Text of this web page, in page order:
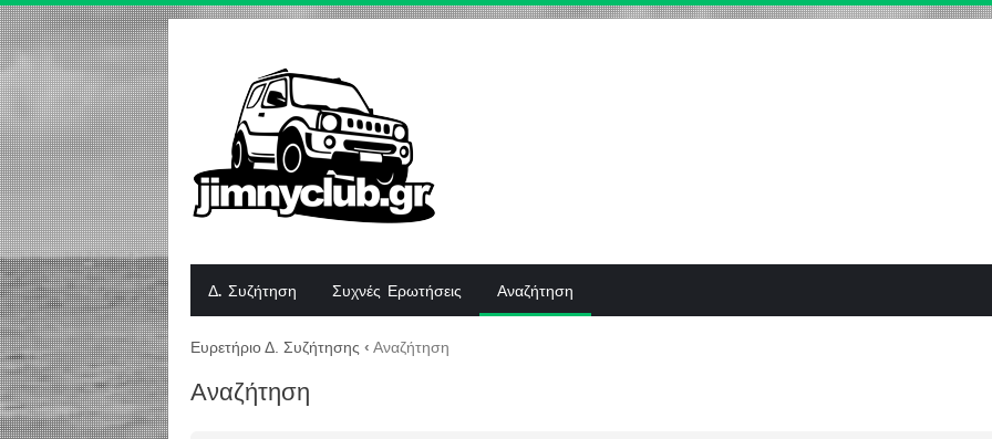
Δ. Συζήτηση Συχνές Ερωτήσεις Αναζήτηση
Ευρετήριο Δ. Συζήτησης ‹ Αναζήτηση
Αναζήτηση